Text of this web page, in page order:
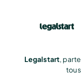
Legalstart,